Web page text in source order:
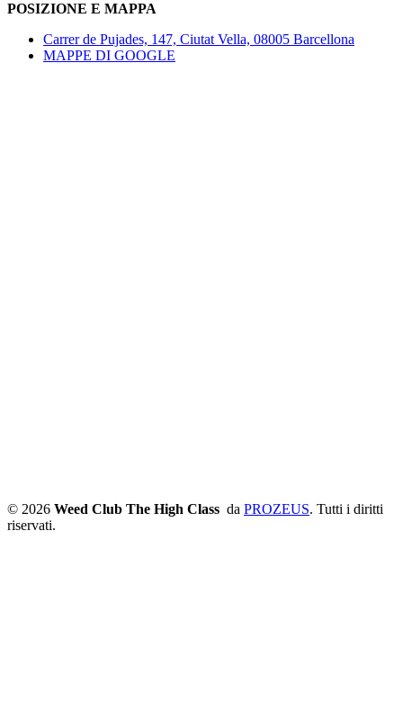
POSIZIONE E MAPPA
Carrer de Pujades, 147, Ciutat Vella, 08005 Barcellona
MAPPE DI GOOGLE
© 2026 Weed Club The High Class da PROZEUS. Tutti i diritti
riservati.